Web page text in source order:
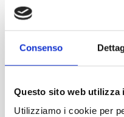
Consenso
Questo sito web utilizza
Utilizziamo i cookie per